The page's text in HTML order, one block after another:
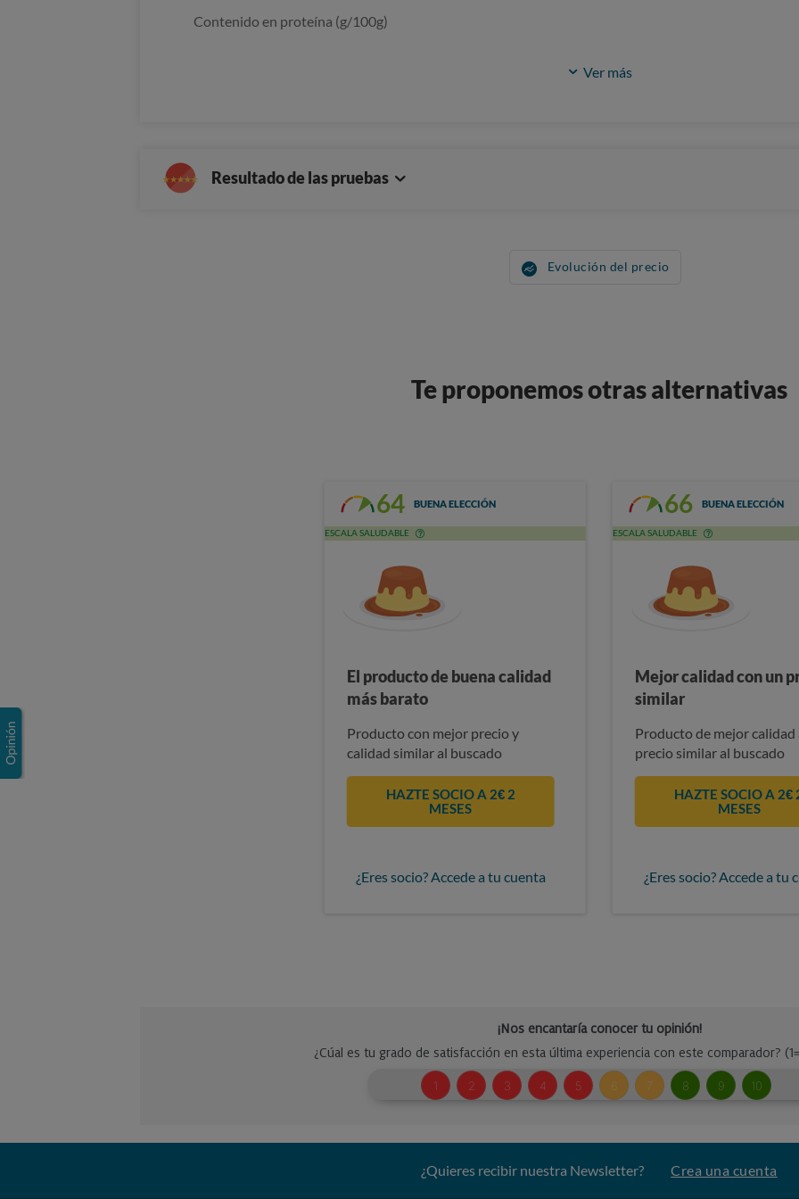
Contenido en proteína (g/100g)
Ver más
Resultado de las pruebas
Evolución del precio
Te proponemos otras alternativas
64 BUENA ELECCIÓN
ESCALA SALUDABLE
El producto de buena calidad
más barato
Producto con mejor precio y
calidad similar al buscado
HAZTE SOCIO A 2€ 2
MESES
¿Eres socio? Accede a tu cuenta
66 BUENA ELECCIÓN
ESCALA SALUDABLE
Mejor calidad con un
similar
Producto de mejor calidad
precio similar al buscado
HAZTE SOCIO A 2€
MESES
¿Eres socio? Accede a tu
¿Quieres recibir nuestra Newsletter? Crea una cuenta